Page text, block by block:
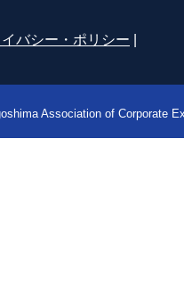
バシー・ポリシー
Association of Corporate